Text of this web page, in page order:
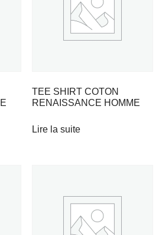
TEE SHIRT COTON
RENAISSANCE HOMME
Lire la suite